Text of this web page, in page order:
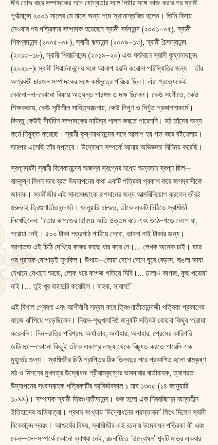
দীর্ঘ চোদ্দ বছর সম্পাদকের পদে যোগ্যতার সঙ্গে নিষ্ঠার সঙ্গে কাজ করার পর স্বামী
পূর্ণাত্মানন্দ ২০০১ সালের মে মাসে অন্য পদে স্থানান্তরিত হলেন। তিনি বিদায়
নেওয়ার পর পত্রিকার সম্পাদক হয়েছেন স্বামী সর্বগানন্দ (২০০১–০৫), স্বামী
শিবপ্রদানন্দ (২০০৫–০৮), স্বামী ঋতানন্দ (২০০৯–১৩), স্বামী চৈতন্যানন্দ
(২০১৩–১৮), স্বামী শিবার্চনানন্দ (২০১৯–২০) এবং বর্তমানে স্বামী কৃষ্ণনাথানন্দ
(২০২১–)৷ স্বামী শিবার্চনানন্দের সঙ্গে আলাপ হয়নি করোনা পরিস্থিতির জন্য। তাঁর
অগ্রবর্তী চারজন সম্পাদকের সঙ্গে কর্মসূত্রে পরিচয় ছিল। এঁরা প্রত্যেকেই
কোনো-না-কোনো বিষয়ে অত্যন্ত পারঙ্গম ও দক্ষ ছিলেন। কেউ সংগীতে, কেউ
শিক্ষকতায়, কেউ সৃষ্টিশীল সাহিত্যরচনায়, কেউ নিপুণ ও নিখুঁত প্রকাশনাকর্মে।
কিন্তু কেউই দীর্ঘদিন সম্পাদকের দায়িত্ব পালন করতে পারেননি। মঠ তাঁদের অন্য
কর্মে নিযুক্ত করেছে। স্বামী কৃষ্ণনাথানন্দের সঙ্গে আলাপ হয় গত বছর বইমেলায়।
তারপর এসেছি তাঁর দপ্তরে। উদ্বোধন সম্পর্কে আমার অভিজ্ঞতা বিনিময় করেছি।
স্বপ্নদ্রষ্টা স্বামী বিবেকানন্দের অজস্র স্বপ্নের মধ্যে অন্যতম স্বপ্ন ছিল—
রামকৃষ্ণ মিশন তার ব্রত উদযাপনের কথা একটি পত্রিকা প্রকাশ করে জগদ্বাসীকে
জানাক। স্বামীজীর এই মানসেচ্ছাকে রূপদানের জন্য আত্মবিনিয়োগ করলেন তাঁরই
গুরুভাই ত্রিগুণাতীতানন্দজী। জানুয়ারি ১৮৯৬, তাঁকে একটি চিঠিতে স্বামীজী
লিখেছিলেন: “তোর কাগজের idea অতি উত্তম বটে এবং উঠে-পড়ে লেগে যা,
পরোয়া নেই। ৫০০ টাকা পত্রপাঠ পাঠিয়ে দেবো, ভাবনা নাই টাকার জন্য।
আপাতত এই চিঠি দেখিয়ে কারুর কাছে ধার করে নে।… লেখক অনেক চাই। তার
পর গ্রাহক যোগাড়ই মুশকিল। উপায়—তোরা দেশে দেশে ঘুরে বেড়াস, বাঙলা ভাষা
যেখানে যেখানে আছে, লোক ধরে কাগজ গতিয়ে দিবি।… চালাও কাগজ, কুছ পরোয়া
নাই।… তুই খুব বাহাদুরি করেছিস। বাহবা, সাবাস!”
এই বিশাল প্রেরণা এবং আশীর্বাণী সম্বল করে ত্রিগুণাতীতানন্দজী পত্রিকা প্রকাশের
কাজে ঝাঁপিয়ে পড়েছিলেন। নিয়ম-শৃঙ্খলানিষ্ঠ মানুষটি সত্যিই কোনো কিছুর পরোয়া
করেননি। দিন-রাত্রি পরিশ্রম, অর্থাভাব, অর্ধাহার, অনাহার, প্রেসের কারিগরি
জটিলতা—কোনো কিছুই তাঁকে একাগ্র লক্ষ্য থেকে বিচ্যুত করতে পারেনি এক
মুহূর্তের জন্য। স্বামীজীর চিঠি প্রাপ্তির ঠিক তিনবছর পরে প্রকাশিত হলো রামকৃষ্ণ
মঠ ও মিশনের মুখপত্র উদ্বোধন৷ শ্রীরামকৃষ্ণের ভাবধারার বার্তাবাহক, ত্যাগৱত
উদ্যাপনের সংবাদবাহক পত্রিকাটির আবির্ভাবকাল ১ মাঘ ১৩০৫ (১৪ জানুয়ারি
১৮৯৯)। সম্পাদক স্বামী ত্রিগুণাতীতানন্দ। শুরু হলো এক নিরবচ্ছিন্ন অন্তহীন
ইতিহাসের অভিযাত্রা। প্রথম সংখ্যায় ‘উদ্বোধনের প্রস্তাবনা’ লিখে দিলেন স্বামী
বিবেকানন্দ স্বয়ং। আশ্চর্যের বিষয়, স্বামীজীর এই রচনায় উদ্বোধন পত্রিকা কী এবং
কেন—সে-সম্পর্কে কোনো ব্যাখ্যা নেই, রচনাটিতে ‘উদ্বোধন’ শব্দটি মাত্র একবার